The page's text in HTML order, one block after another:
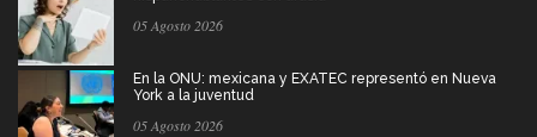
05 Agosto 2026
En la ONU: mexicana y EXATEC representó en Nueva
York a la juventud
05 Agosto 2026